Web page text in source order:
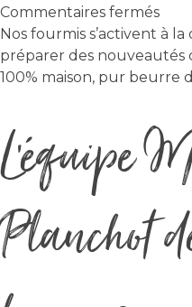
Commentaires ferméssur
Nos
Nos fourmis s’activent à
préparer des nouveautés
100% maison, pur beurre
L’équipe
Planchot